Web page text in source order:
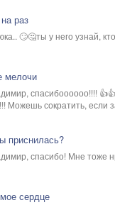
раз
🙄🤔ты у него узнай,
мелочи
спасибоооооо!!!!
Можешь сократить, если
приснилась?
спасибо! Мне тоже
сердце